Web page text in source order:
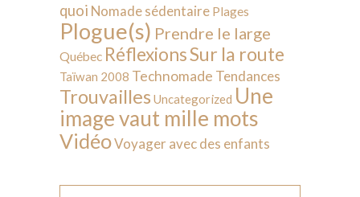
quoi Nomade sédentaire Plages
Plogue(s) Prendre le large
Québec RéflexionsSur la route
Taïwan 2008 Technomade Tendances
Trouvailles Uncategorized Une
image vaut mille mots
VidéoVoyager avec des enfants